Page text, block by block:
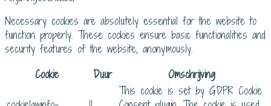
Necessary cookies are absolutely essential for the website to
function properly. These cookies ensure basic functionalities and
security features of the website, anonymously.
Cookie
Duur Omschrijving
This cookie is set by GDPR Cookie